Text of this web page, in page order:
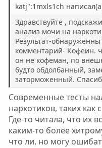
katj":1mxls1ch
Здравствуйте ,
анализ мочи на
Результат-
комментарий- Кофеин.
он не кофеман, по
будто обдолбанный,
заторможенный.
Современные тесты
наркотиков, таких как
Где-то читала, что их
каким-то более
что ли, но могу